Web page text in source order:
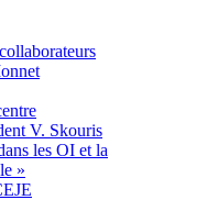
V. Skouris
les OI et la
»